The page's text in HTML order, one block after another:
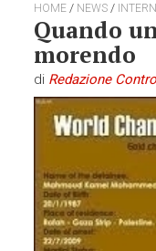
HOME / NEWS /
Quando
morendo
di Redazione